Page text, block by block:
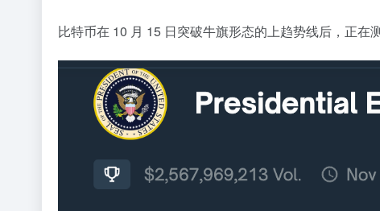
比特币在 10 月 15 日突破牛旗形态的上趋势线后，正在